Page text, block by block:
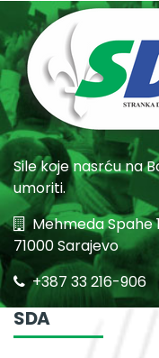
Sile koje nasrću na
umoriti.
Mehmeda Spahe
71000 Sarajevo
+387 33 216-906
SDA